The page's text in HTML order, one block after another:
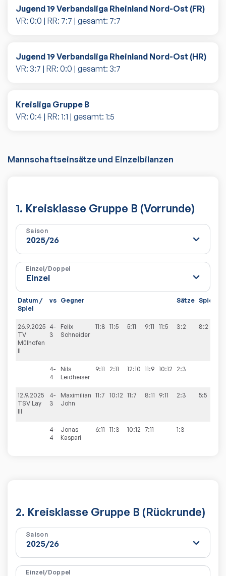
Jugend 19 Verbandsliga Rheinland Nord-Ost (FR)
VR: 0:0 | RR: 7:7 | gesamt: 7:7
Jugend 19 Verbandsliga Rheinland Nord-Ost (HR)
VR: 3:7 | RR: 0:0 | gesamt: 3:7
Kreisliga Gruppe B
VR: 0:4 | RR: 1:1 | gesamt: 1:5
Mannschaftseinsätze und Einzelbilanzen
1. Kreisklasse Gruppe B (Vorrunde)
Saison
Einzel/Doppel
Datum /
Spiel
vs Gegner Sätze Spiele
26.9.2025
TV
Mülhofen
II
4-
3
Felix
Schneider
11:8 11:5 5:11 9:11 11:5 3:2 8:2
4-
4
Nils
Leidheiser
9:11 2:11 12:10 11:9 10:12 2:3
12.9.2025
TSV Lay
III
4-
3
Maximilian
John
11:7 10:12 11:7 8:11 9:11 2:3 5:5
4-
4
Jonas
Kaspari
6:11 11:3 10:12 7:11 1:3
2. Kreisklasse Gruppe B (Rückrunde)
Saison
Einzel/Doppel